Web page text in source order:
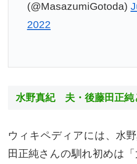
(@MasazumiGotoda)
2022
水野真紀 夫・後藤田正純
ウィキペディアには、水
田正純さんの馴れ初めは